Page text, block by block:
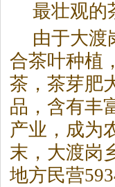
最壮观的
由于大渡
合茶叶种植
茶，茶芽肥
品，含有丰
产业，成为
末，大渡岗
地方民营